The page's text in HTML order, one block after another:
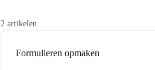
2 artikelen
Formulieren opmaken